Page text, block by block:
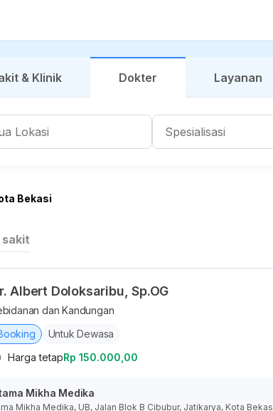
& Klinik Dokter Layanan
Bekasi
sakit
Albert Doloksaribu, Sp.OG
dan Kandungan
Untuk Dewasa
Harga tetapRp 150.000,00
Mikha Medika
Mikha Medika, UB, Jalan Blok B Cibubur, Jatikarya, Kota